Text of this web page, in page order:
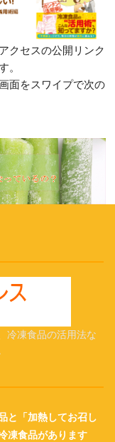
クセスの公開リンク
。
面をスワイプで次の
冷凍食品の活用法な
と「加熱してお召し
凍食品があります